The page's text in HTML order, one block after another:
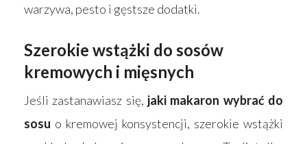
warzywa, pesto i gęstsze dodatki.
Szerokie wstążki do sosów
kremowych i mięsnych
Jeśli zastanawiasz się, jaki makaron wybrać do
sosu o kremowej konsystencji, szerokie wstążki